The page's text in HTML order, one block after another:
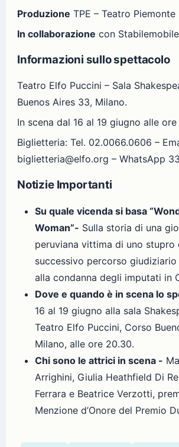
Produzione TPE – Teatro Piemonte
In collaborazione con
Informazioni sullo spettacolo
Teatro Elfo Puccini – Sala
Buenos Aires 33, Milano.
In scena dal 16 al 19 giugno alle
Biglietteria: Tel. 02.0066.0606 –
biglietteria@elfo.org – WhatsApp
Notizie Importanti
Su quale vicenda si basa
Woman”- Sulla storia di una
peruviana vittima di uno stupro
successivo percorso
alla condanna degli imputati in
Dove e quando è in scena lo
16 al 19 giugno alla sala
Teatro Elfo Puccini, Corso
Milano, alle ore 20.30.
Chi sono le attrici in scena -
Arrighini, Giulia Heathfield Di
Ferrara e Beatrice Verzotti,
Menzione d’Onore del Premio